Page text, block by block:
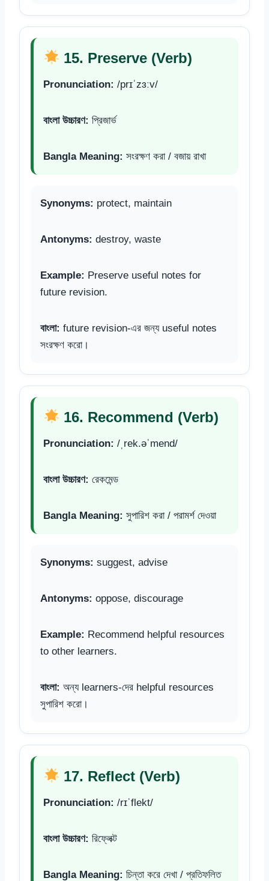
15. Preserve (Verb)
Pronunciation: /prɪˈzɜːv/
বাংলা উচ্চারণ: প্রিজার্ভ
Bangla Meaning: সংরক্ষণ করা / বজায় রাখা
Synonyms: protect, maintain
Antonyms: destroy, waste
Example: Preserve useful notes for
future revision.
বাংলা: future revision-এর জন্য useful notes
সংরক্ষণ করো।
16. Recommend (Verb)
Pronunciation: /ˌrek.əˈmend/
বাংলা উচ্চারণ: রেকমেন্ড
Bangla Meaning: সুপারিশ করা / পরামর্শ দেওয়া
Synonyms: suggest, advise
Antonyms: oppose, discourage
Example: Recommend helpful resources
to other learners.
বাংলা: অন্য learners-দের helpful resources
সুপারিশ করো।
17. Reflect (Verb)
Pronunciation: /rɪˈflekt/
বাংলা উচ্চারণ: রিফ্লেক্ট
Bangla Meaning: চিন্তা করে দেখা / প্রতিফলিত